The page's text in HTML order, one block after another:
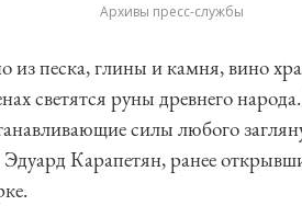
Архивы пресс-службы
из песка, глины и камня, вино
светятся руны древнего
силы любого
Эдуард Карапетян, ранее